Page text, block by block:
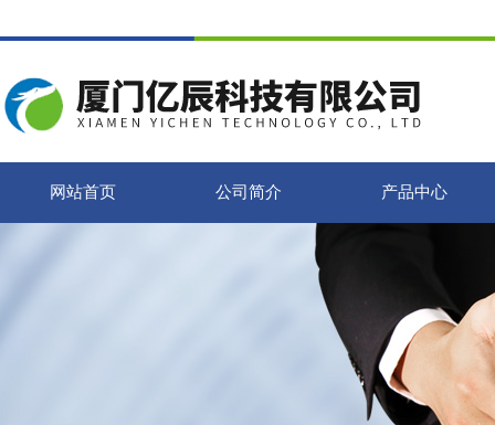
网站首页 公司简介 产品中心